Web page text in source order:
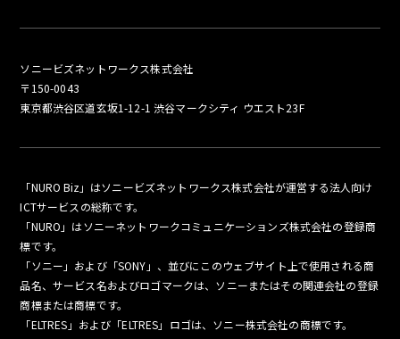
ソニービズネットワークス株式会社
〒150-0043
東京都渋谷区道玄坂1-12-1 渋谷マークシティ ウエスト23F
「NURO Biz」はソニービズネットワークス株式会社が運営する法人向け
ICTサービスの総称です。
「NURO」はソニーネットワークコミュニケーションズ株式会社の登録商
標です。
「ソニー」および「SONY」、並びにこのウェブサイト上で使用される商
品名、サービス名およびロゴマークは、ソニーまたはその関連会社の登録
商標または商標です。
「ELTRES」および「ELTRES」ロゴは、ソニー株式会社の商標です。